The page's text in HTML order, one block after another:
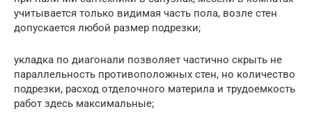
учитывается только видимая часть пола, возле стен
допускается любой размер подрезки;
укладка по диагонали позволяет частично скрыть не
параллельность противоположных стен, но количество
подрезки, расход отделочного материла и трудоемкость
работ здесь максимальные;